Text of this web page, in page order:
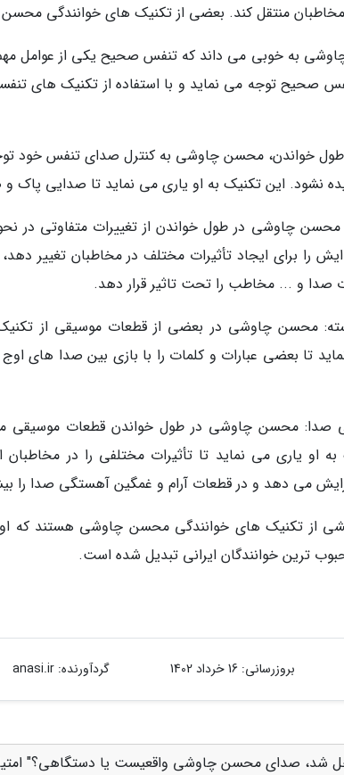
منتقل کند. بعضی از تکنیک های خوانندگی محسن
به خوبی می داند که تنفس صحیح یکی از عوامل مهم
صحیح توجه می نماید و با استفاده از تکنیک های
خواندن، محسن چاوشی به کنترل صدای تنفس خود
نشود. این تکنیک به او یاری می نماید تا صدایی پاک و
محسن چاوشی در طول خواندن از تغییرات متفاوتی در
را برای ایجاد تأثیرات مختلف در مخاطبان تغییر دهد،
صدا و ... مخاطب را تحت تاثیر قرار دهد.
محسن چاوشی در بعضی از قطعات موسیقی از
تا بعضی عبارات و کلمات را با بازی بین صدا های اوج
صدا: محسن چاوشی در طول خواندن قطعات موسیقی
او یاری می نماید تا تأثیرات مختلفی را در مخاطبان
می دهد و در قطعات آرام و غمگین آهستگی صدا را
از تکنیک های خوانندگی محسن چاوشی هستند که او
ترین خوانندگان ایرانی تبدیل شده است.
بروزرسانی: 16 خرداد 1402 گردآورنده:anasi.ir
شد، صدای محسن چاوشی واقعیست یا دستگاهی؟"